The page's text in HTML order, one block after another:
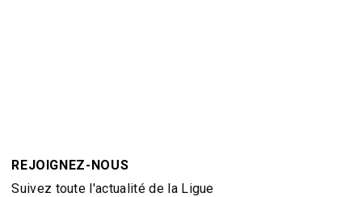
REJOIGNEZ-NOUS
Suivez toute l'actualité de la Ligue